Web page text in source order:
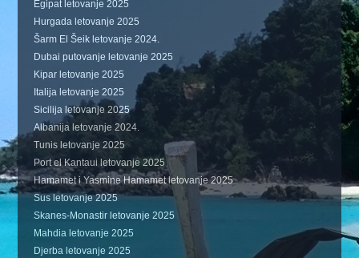
Egipat letovanje 2025
Hurgada letovanje 2025
Šarm El Šeik letovanje 2024.
Dubai putovanje letovanje 2025
Kipar letovanje 2025
Italija letovanje 2025
Sicilija letovanje 2025
Albanija letovanje 2024.
Tunis letovanje 2025
Port el Kantaui letovanje 2025
Hamamet i Yasmine Hamamet letovanje 2025
Sus letovanje 2025
Skanes-Monastir letovanje 2025
Mahdia letovanje 2025
Djerba letovanje 2025